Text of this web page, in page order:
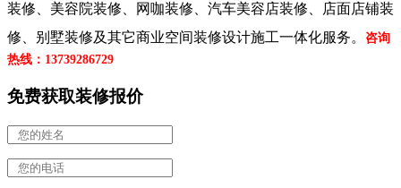
装修、美容院装修、网咖装修、汽车美容店装修、店面店铺装
修、别墅装修及其它商业空间装修设计施工一体化服务。
咨询
热线：13739286729
免费获取装修报价